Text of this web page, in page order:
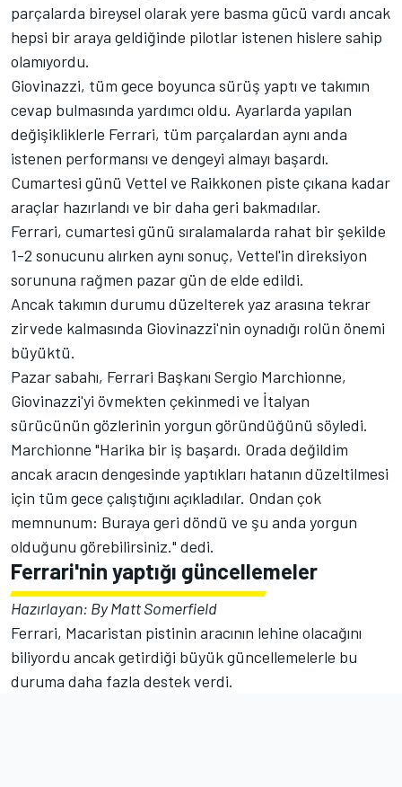
parçalarda bireysel olarak yere basma gücü vardı ancak
hepsi bir araya geldiğinde pilotlar istenen hislere sahip
olamıyordu.
Giovinazzi, tüm gece boyunca sürüş yaptı ve takımın
cevap bulmasında yardımcı oldu. Ayarlarda yapılan
değişikliklerle Ferrari, tüm parçalardan aynı anda
istenen performansı ve dengeyi almayı başardı.
Cumartesi günü Vettel ve Raikkonen piste çıkana kadar
araçlar hazırlandı ve bir daha geri bakmadılar.
Ferrari, cumartesi günü sıralamalarda rahat bir şekilde
1-2 sonucunu alırken aynı sonuç, Vettel'in direksiyon
sorununa rağmen pazar gün de elde edildi.
Ancak takımın durumu düzelterek yaz arasına tekrar
zirvede kalmasında Giovinazzi'nin oynadığı rolün önemi
büyüktü.
Pazar sabahı, Ferrari Başkanı Sergio Marchionne,
Giovinazzi'yi övmekten çekinmedi ve İtalyan
sürücünün gözlerinin yorgun göründüğünü söyledi.
Marchionne "Harika bir iş başardı. Orada değildim
ancak aracın dengesinde yaptıkları hatanın düzeltilmesi
için tüm gece çalıştığını açıkladılar. Ondan çok
memnunum: Buraya geri döndü ve şu anda yorgun
olduğunu görebilirsiniz." dedi.
Ferrari'nin yaptığı güncellemeler
Hazırlayan: By Matt Somerfield
Ferrari, Macaristan pistinin aracının lehine olacağını
biliyordu ancak getirdiği büyük güncellemelerle bu
duruma daha fazla destek verdi.